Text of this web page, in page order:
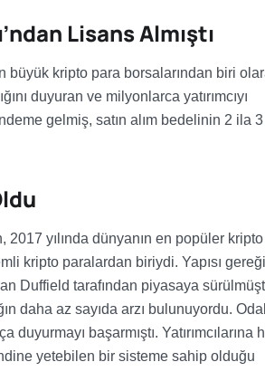
Lisans Almıştı
büyük kripto para borsalarından biri
duyuran ve milyonlarca yatırımcıyı
gelmiş, satın alım bedelinin 2 ila 3
yılında dünyanın en popüler kripto
kripto paralardan biriydi. Yapısı gereği
Duffield tarafından piyasaya
daha az sayıda arzı bulunuyordu.
başarmıştı. Yatırımcılarına
yetebilen bir sisteme sahip olduğu